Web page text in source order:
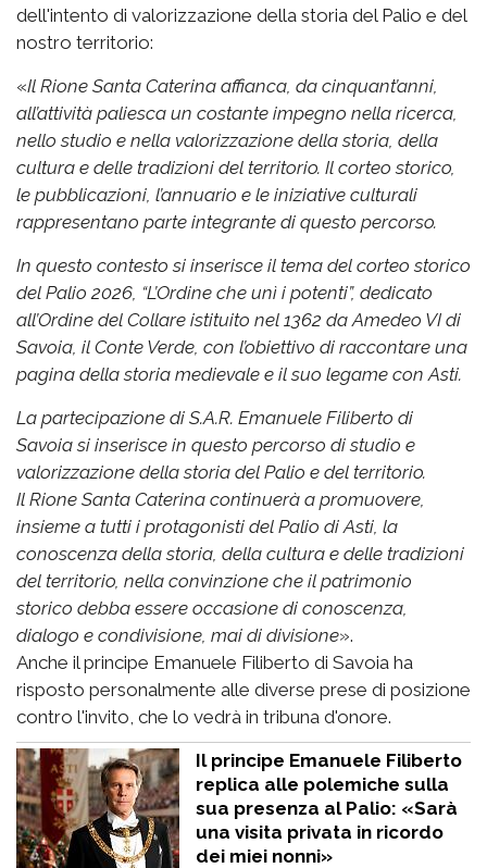
dell'intento di valorizzazione della storia del Palio e del
nostro territorio:
«Il Rione Santa Caterina affianca, da cinquant’anni,
all’attività paliesca un costante impegno nella ricerca,
nello studio e nella valorizzazione della storia, della
cultura e delle tradizioni del territorio. Il corteo storico,
le pubblicazioni, l’annuario e le iniziative culturali
rappresentano parte integrante di questo percorso.
In questo contesto si inserisce il tema del corteo storico
del Palio 2026, “L’Ordine che unì i potenti”, dedicato
all’Ordine del Collare istituito nel 1362 da Amedeo VI di
Savoia, il Conte Verde, con l’obiettivo di raccontare una
pagina della storia medievale e il suo legame con Asti.
La partecipazione di S.A.R. Emanuele Filiberto di
Savoia si inserisce in questo percorso di studio e
valorizzazione della storia del Palio e del territorio.
Il Rione Santa Caterina continuerà a promuovere,
insieme a tutti i protagonisti del Palio di Asti, la
conoscenza della storia, della cultura e delle tradizioni
del territorio, nella convinzione che il patrimonio
storico debba essere occasione di conoscenza,
dialogo e condivisione, mai di divisione».
Anche il principe Emanuele Filiberto di Savoia ha
risposto personalmente alle diverse prese di posizione
contro l'invito, che lo vedrà in tribuna d'onore.
Il principe Emanuele Filiberto
replica alle polemiche sulla
sua presenza al Palio: «Sarà
una visita privata in ricordo
dei miei nonni»